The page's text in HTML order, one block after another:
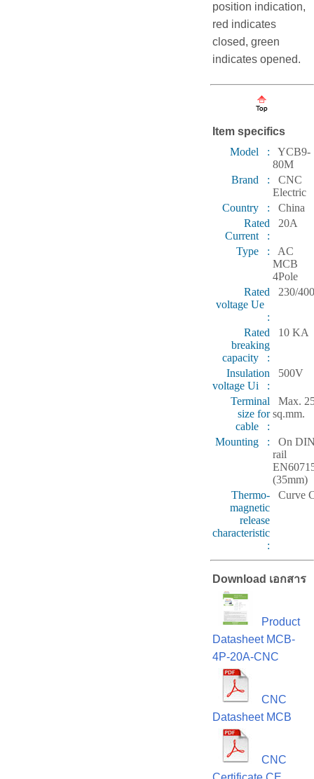
position indication,
red indicates
closed, green
indicates opened.
Item specifics
Model :
YCB9-
80M
Brand :
CNC
Electric
Country :
China
Rated
Current :
20A
Type :
AC
MCB
4Pole
Rated
voltage Ue
:
230/400
Rated
breaking
capacity :
10 KA
Insulation
voltage Ui :
500V
Terminal
size for
cable :
Max.
sq.mm.
Mounting :
On
rail
(35mm)
Thermo-
magnetic
release
characteristic
:
Curve
Download เอกสาร
Product
Datasheet MCB-
4P-20A-CNC
CNC
Datasheet MCB
CNC